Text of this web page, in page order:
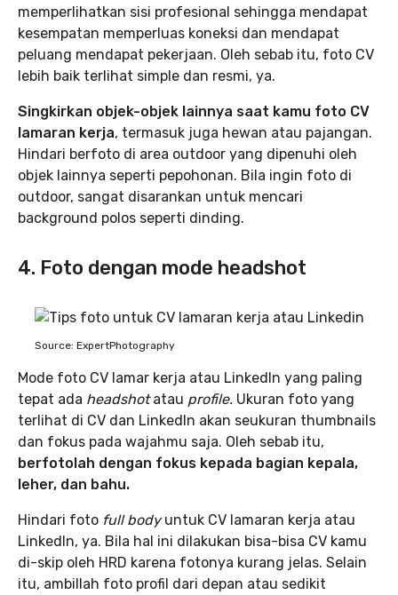
memperlihatkan sisi profesional sehingga mendapat
kesempatan memperluas koneksi dan mendapat
peluang mendapat pekerjaan. Oleh sebab itu, foto CV
lebih baik terlihat simple dan resmi, ya.
Singkirkan objek-objek lainnya saat kamu foto CV
lamaran kerja, termasuk juga hewan atau pajangan.
Hindari berfoto di area outdoor yang dipenuhi oleh
objek lainnya seperti pepohonan. Bila ingin foto di
outdoor, sangat disarankan untuk mencari
background polos seperti dinding.
4. Foto dengan mode headshot
Source: ExpertPhotography
Mode foto CV lamar kerja atau LinkedIn yang paling
tepat ada headshotatau profile. Ukuran foto yang
terlihat di CV dan LinkedIn akan seukuran thumbnails
dan fokus pada wajahmu saja. Oleh sebab itu,
berfotolah dengan fokus kepada bagian kepala,
leher, dan bahu.
Hindari foto full bodyuntuk CV lamaran kerja atau
LinkedIn, ya. Bila hal ini dilakukan bisa-bisa CV kamu
di-skip oleh HRD karena fotonya kurang jelas. Selain
itu, ambillah foto profil dari depan atau sedikit